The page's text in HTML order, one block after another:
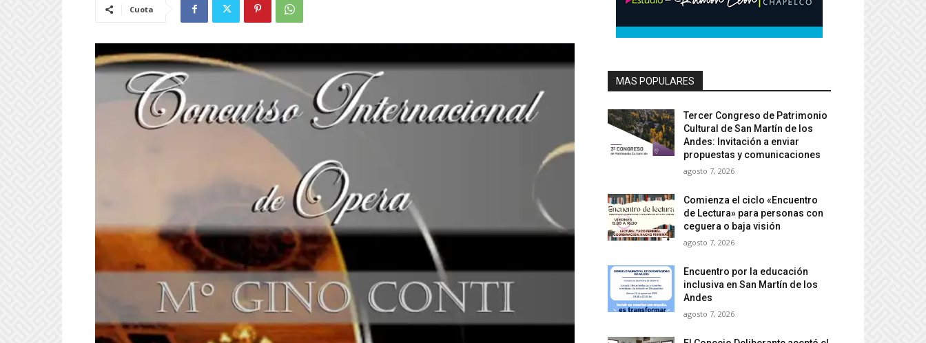
Cuota
MAS POPULARES
Tercer Congreso de Patrimonio
Cultural de San Martín de los
Andes: Invitación a enviar
propuestas y comunicaciones
agosto 7, 2026
Comienza el ciclo «Encuentro
de Lectura» para personas con
ceguera o baja visión
agosto 7, 2026
Encuentro por la educación
inclusiva en San Martín de los
Andes
agosto 7, 2026